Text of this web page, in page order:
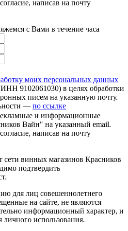
написав на почту
с Вами в течение часа
моих персональных данных
9102061030) в целях обработки
писем на указанную почту.
— по ссылке
и информационные
Вайн" на указанный email.
написав на почту
сети винных магазинов Красников
подтвердить
для лиц совешеннолетнего
на сайте, не являются
информационный характер, и
личного использования.